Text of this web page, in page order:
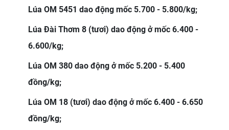
Lúa OM 5451 dao động mốc 5.700 - 5.800/kg;
Lúa Đài Thơm 8 (tươi) dao động ở mốc 6.400 -
6.600/kg;
Lúa OM 380 dao động ở mốc 5.200 - 5.400
đồng/kg;
Lúa OM 18 (tươi) dao động ở mốc 6.400 - 6.650
đồng/kg;